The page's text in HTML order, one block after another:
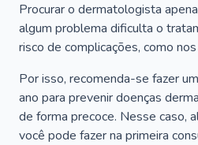
Procurar o dermatologista
algum problema dificulta o
risco de complicações, como
Por isso, recomenda-se fazer
ano para prevenir doenças
de forma precoce. Nesse caso,
você pode fazer na primeira